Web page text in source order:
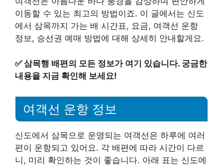
이동할 수 있는 최고의 방법이죠. 이 글에서는 신도
에서 삼목까지 가는 배 시간표, 요금, 여객선 운항
정보, 승선권 예매 방법에 대해 상세히 안내할게요.
✅삼목행 배편의 모든 정보가 여기 있습니다. 궁금한
내용을 지금 확인해 보세요!
여객선 운항 정보
신도에서 삼목으로 운영되는 여객선은 하루에 여러
편이 운항되고 있어요. 각 배편에 따라 시간이 다르
니, 미리 확인하는 것이 좋습니다. 아래 표는 신도에